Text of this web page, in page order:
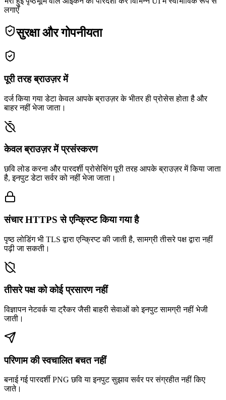
लगाएँ
सुरक्षा और गोपनीयता
पूरी तरह ब्राउज़र में
दर्ज किया गया डेटा केवल आपके ब्राउज़र के भीतर ही प्रोसेस होता है और
बाहर नहीं भेजा जाता।
केवल ब्राउज़र में प्रसंस्करण
छवि लोड करना और पारदर्शी प्रोसेसिंग पूरी तरह आपके ब्राउज़र में किया जाता
है, इनपुट डेटा सर्वर को नहीं भेजा जाता।
संचार HTTPS से एन्क्रिप्ट किया गया है
पृष्ठ लोडिंग भी TLS द्वारा एन्क्रिप्ट की जाती है, सामग्री तीसरे पक्ष द्वारा नहीं
पढ़ी जा सकती।
तीसरे पक्ष को कोई प्रसारण नहीं
विज्ञापन नेटवर्क या ट्रैकर जैसी बाहरी सेवाओं को इनपुट सामग्री नहीं भेजी
जाती।
परिणाम की स्वचालित बचत नहीं
बनाई गई पारदर्शी PNG छवि या इनपुट सुझाव सर्वर पर संग्रहीत नहीं किए
जाते।